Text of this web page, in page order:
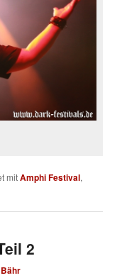
mitAmphi Festival,
2